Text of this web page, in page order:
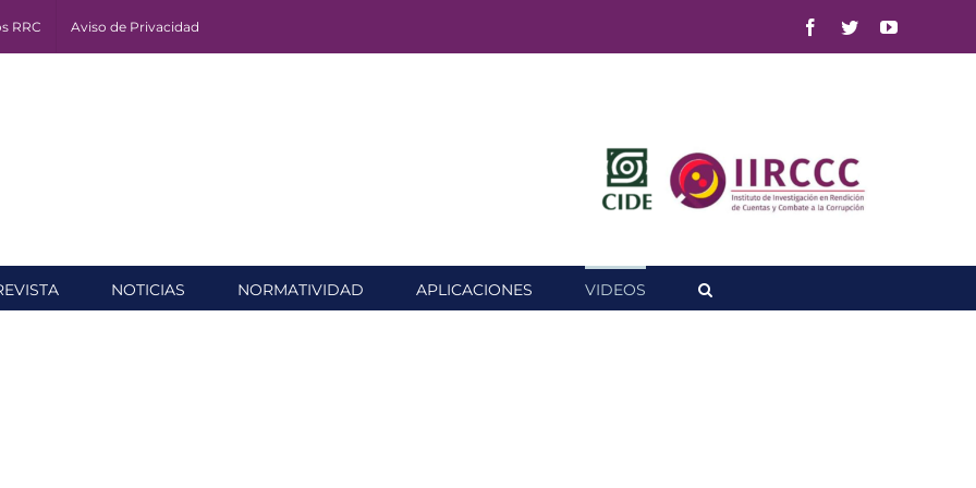
RRC Aviso de Privacidad Facebook
TwitterYouTube
NOTICIAS NORMATIVIDAD APLICACIONES VIDEOS